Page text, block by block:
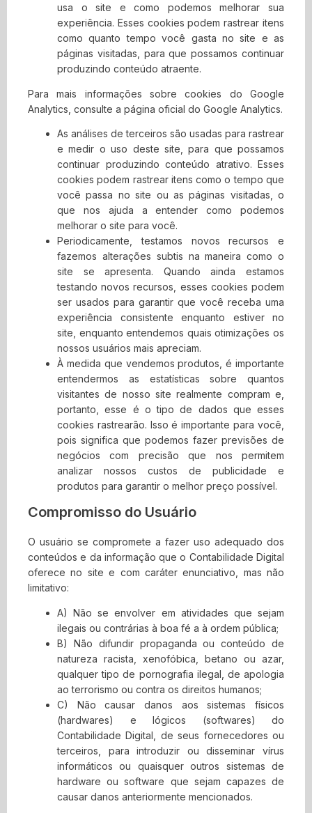
usa o site e como podemos melhorar sua
experiência. Esses cookies podem rastrear itens
como quanto tempo você gasta no site e as
páginas visitadas, para que possamos continuar
produzindo conteúdo atraente.
Para mais informações sobre cookies do Google
Analytics, consulte a página oficial do Google Analytics.
As análises de terceiros são usadas para rastrear
e medir o uso deste site, para que possamos
continuar produzindo conteúdo atrativo. Esses
cookies podem rastrear itens como o tempo que
você passa no site ou as páginas visitadas, o
que nos ajuda a entender como podemos
melhorar o site para você.
Periodicamente, testamos novos recursos e
fazemos alterações subtis na maneira como o
site se apresenta. Quando ainda estamos
testando novos recursos, esses cookies podem
ser usados para garantir que você receba uma
experiência consistente enquanto estiver no
site, enquanto entendemos quais otimizações os
nossos usuários mais apreciam.
À medida que vendemos produtos, é importante
entendermos as estatísticas sobre quantos
visitantes de nosso site realmente compram e,
portanto, esse é o tipo de dados que esses
cookies rastrearão. Isso é importante para você,
pois significa que podemos fazer previsões de
negócios com precisão que nos permitem
analizar nossos custos de publicidade e
produtos para garantir o melhor preço possível.
Compromisso do Usuário
O usuário se compromete a fazer uso adequado dos
conteúdos e da informação que o Contabilidade Digital
oferece no site e com caráter enunciativo, mas não
limitativo:
A) Não se envolver em atividades que sejam
ilegais ou contrárias à boa fé a à ordem pública;
B) Não difundir propaganda ou conteúdo de
natureza racista, xenofóbica, betano ou azar,
qualquer tipo de pornografia ilegal, de apologia
ao terrorismo ou contra os direitos humanos;
C) Não causar danos aos sistemas físicos
(hardwares) e lógicos (softwares) do
Contabilidade Digital, de seus fornecedores ou
terceiros, para introduzir ou disseminar vírus
informáticos ou quaisquer outros sistemas de
hardware ou software que sejam capazes de
causar danos anteriormente mencionados.